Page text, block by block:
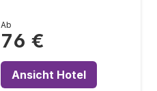
Ab
76 €
Ansicht Hotel